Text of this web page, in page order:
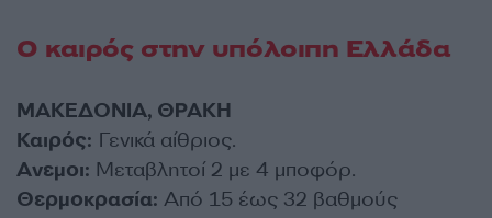
Ο καιρός στην υπόλοιπη Ελλάδα
ΜΑΚΕΔΟΝΙΑ, ΘΡΑΚΗ
Καιρός: Γενικά αίθριος.
Ανεμοι: Μεταβλητοί 2 με 4 μποφόρ.
Θερμοκρασία: Από 15 έως 32 βαθμούς